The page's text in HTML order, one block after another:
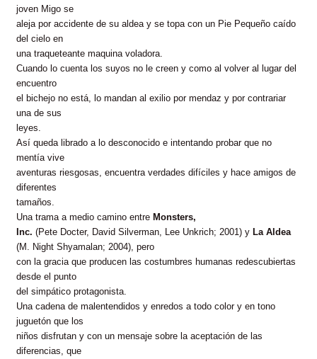
joven Migo se
aleja por accidente de su aldea y se topa con un Pie Pequeño caído
del cielo en
una traqueteante maquina voladora.
Cuando lo cuenta los suyos no le creen y como al volver al lugar del
encuentro
el bichejo no está, lo mandan al exilio por mendaz y por contrariar
una de sus
leyes.
Así queda librado a lo desconocido e intentando probar que no
mentía vive
aventuras riesgosas, encuentra verdades difíciles y hace amigos de
diferentes
tamaños.
Una trama a medio camino entre Monsters,
Inc. (Pete Docter, David Silverman, Lee Unkrich; 2001) y La Aldea
(M. Night Shyamalan; 2004), pero
con la gracia que producen las costumbres humanas redescubiertas
desde el punto
del simpático protagonista.
Una cadena de malentendidos y enredos a todo color y en tono
juguetón que los
niños disfrutan y con un mensaje sobre la aceptación de las
diferencias, que